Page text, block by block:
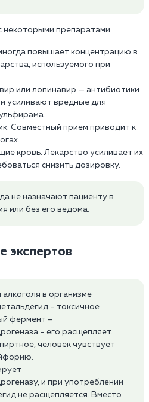
некоторыми препаратами:
повышает концентрацию в
используемого при
или лопинавир — антибиотики
усиливают вредные для
Совместный прием приводит к
кровь. Лекарство усиливает их
снизить дозировку.
не назначают пациенту в
или без его ведома.
экспертов
в организме
– токсичное
фермент –
– его расщепляет.
человек чувствует
и при употреблении
не расщепляется. Вместо